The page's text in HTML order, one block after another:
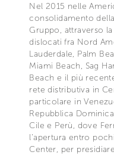
Nel 2015 nelle
consolidamento
Gruppo, attraverso
dislocati fra Nord
Lauderdale, Palm
Miami Beach, Sag
Beach e il più
rete distributiva in
particolare in
Repubblica
Cile e Perù, dove
l’apertura entro
Center, per